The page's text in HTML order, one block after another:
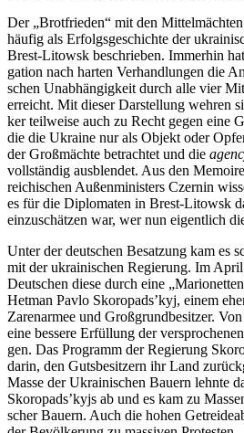
Der „Brot­frie­den“ mit den
häufig als Erfolgs­ge­schichte der
Brest-Litowsk beschrie­ben. Immer­hin
ga­tion nach harten Ver­hand­lun­gen die
schen Unab­hän­gig­keit durch alle vier
erreicht. Mit dieser Dar­stel­lung wehren
ker teil­weise auch zu Recht gegen eine
die die Ukraine nur als Objekt oder
der Groß­mächte betrach­tet und die
voll­stän­dig aus­blen­det. Aus den
rei­chi­schen Außen­mi­nis­ters Czernin
es für die Diplo­ma­ten in Brest-Litowsk
ein­zu­schät­zen war, wer nun eigent­lich
Unter der deut­schen Besat­zung kam es
mit der ukrai­ni­schen Regie­rung. Im
Deut­schen diese durch eine
Hetman Pavlo Skoropads’kyj, einem
Zaren­ar­mee und Groß­grund­be­sit­zer.
eine bessere Erfül­lung der
gen. Das Pro­gramm der Regie­rung
darin, den Guts­be­sit­zern ihr Land
Masse der Ukrai­ni­schen Bauern lehnte
Skoropads’kyjs ab und es kam zu
scher Bauern. Auch die hohen